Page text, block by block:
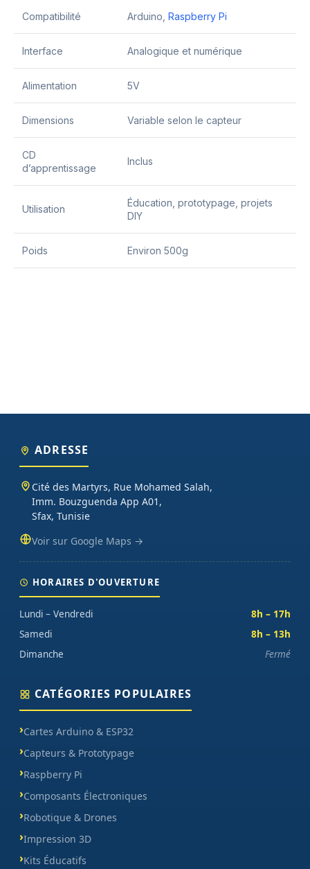
Compatibilité Arduino, Raspberry Pi
Interface Analogique et numérique
Alimentation 5V
Dimensions Variable selon le capteur
CD
d’apprentissage
Inclus
Utilisation
Éducation, prototypage, projets
DIY
Poids Environ 500g
ADRESSE
Cité des Martyrs, Rue Mohamed Salah,
Imm. Bouzguenda App A01,
Sfax, Tunisie
Voir sur Google Maps →
HORAIRES D'OUVERTURE
Lundi – Vendredi
8h – 17h
Samedi
8h – 13h
Dimanche
Fermé
CATÉGORIES POPULAIRES
Cartes Arduino & ESP32
Capteurs & Prototypage
Raspberry Pi
Composants Électroniques
Robotique & Drones
Impression 3D
Kits Éducatifs